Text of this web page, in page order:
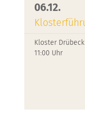
06.12.
Kloster Drübeck
11:00 Uhr